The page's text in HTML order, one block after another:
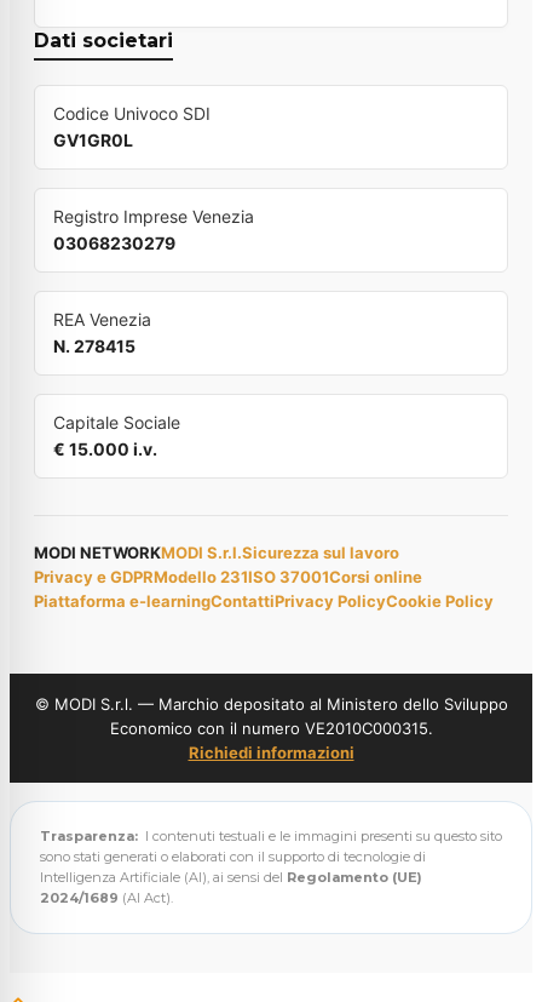
Dati societari
Codice Univoco SDI
GV1GR0L
Registro Imprese Venezia
03068230279
REA Venezia
N. 278415
Capitale Sociale
€ 15.000 i.v.
MODI NETWORKMODI S.r.l.Sicurezza sul lavoro
Privacy e GDPRModello 231ISO 37001Corsi online
Piattaforma e-learningContattiPrivacy PolicyCookie Policy
© MODI S.r.l. — Marchio depositato al Ministero dello Sviluppo
Economico con il numero VE2010C000315.
Richiedi informazioni
Trasparenza: I contenuti testuali e le immagini presenti su questo sito
sono stati generati o elaborati con il supporto di tecnologie di
Intelligenza Artificiale (AI), ai sensi del Regolamento (UE)
2024/1689 (AI Act).